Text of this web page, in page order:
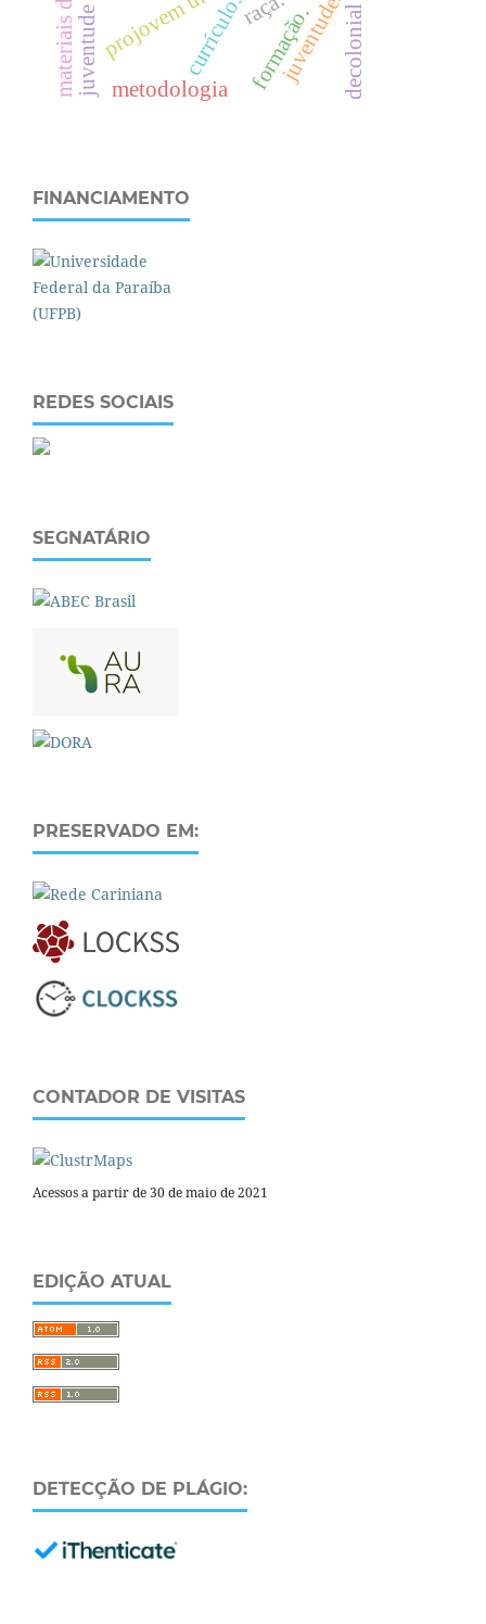
currículosraça.juventudes
formação. decolonial
metodologia
FINANCIAMENTO
REDES SOCIAIS
SEGNATÁRIO
PRESERVADO EM:
CONTADOR DE VISITAS
Acessos a partir de 30 de maio de 2021
EDIÇÃO ATUAL
DETECÇÃO DE PLÁGIO: